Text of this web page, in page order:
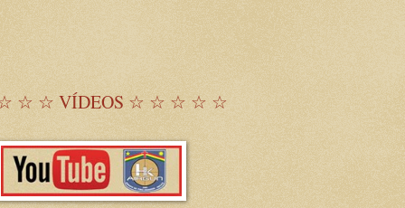
☆ ☆ VÍDEOS ☆ ☆ ☆ ☆ ☆